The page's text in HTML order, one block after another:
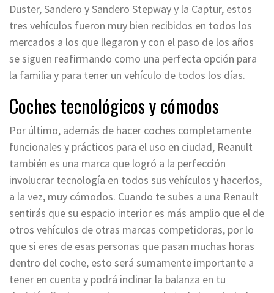
Duster, Sandero y Sandero Stepway y la Captur, estos
tres vehículos fueron muy bien recibidos en todos los
mercados a los que llegaron y con el paso de los años
se siguen reafirmando como una perfecta opción para
la familia y para tener un vehículo de todos los días.
Coches tecnológicos y cómodos
Por último, además de hacer coches completamente
funcionales y prácticos para el uso en ciudad, Reanult
también es una marca que logró a la perfección
involucrar tecnología en todos sus vehículos y hacerlos,
a la vez, muy cómodos. Cuando te subes a una Renault
sentirás que su espacio interior es más amplio que el de
otros vehículos de otras marcas competidoras, por lo
que si eres de esas personas que pasan muchas horas
dentro del coche, esto será sumamente importante a
tener en cuenta y podrá inclinar la balanza en tu